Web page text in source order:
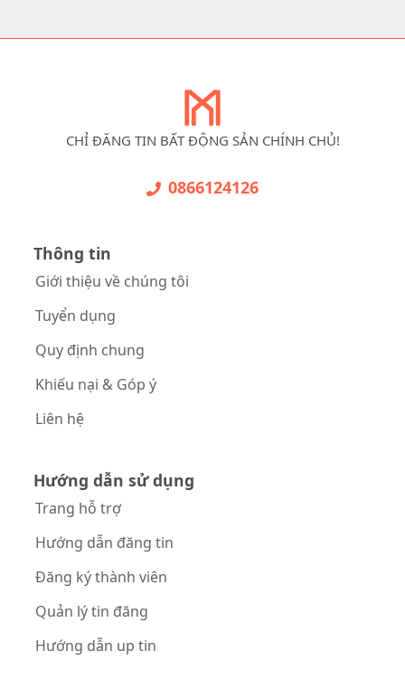
CHỈ ĐĂNG TIN BẤT ĐỘNG SẢN CHÍNH CHỦ!
0866124126
Thông tin
Giới thiệu về chúng tôi
Tuyển dụng
Quy định chung
Khiếu nại & Góp ý
Liên hệ
Hướng dẫn sử dụng
Trang hỗ trợ
Hướng dẫn đăng tin
Đăng ký thành viên
Quản lý tin đăng
Hướng dẫn up tin